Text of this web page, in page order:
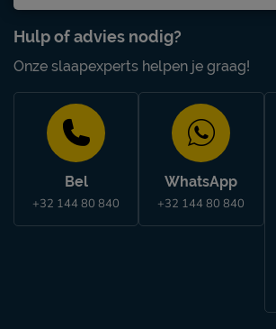
Hulp of advies nodig?
Onze slaapexperts helpen je graag!
Bel
+32 144 80 840
WhatsApp
+32 144 80 840